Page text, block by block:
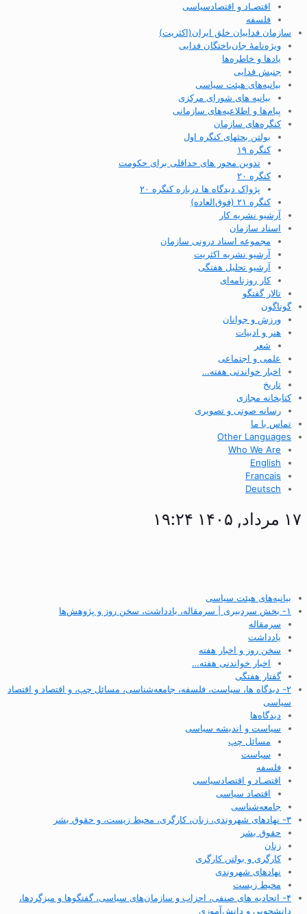
اقتصـاد و اقتصاد‌سیاسی
فلسفه
سازمان فداییان خلق ایران(اکثریت)
ویژه‌نامهٔ جان‌باختگان فدایی
یادها و خاطره‌ها
جنبش فدایی
بیانیه‌های هیئت سیاسی
بیانیه های شورای مرکزی
پیام‌ها و اطلاعیه‌های سازمانی
کنگره‌های سازمان
بولتن بحثهای کنگره اول
کنگره ۱۹
تدوین محور های حداقلی برای حکومت
کنگره ۲۰
پژواک دیدگاه ها درباره کنگره ۲۰
کنگره ۲۱ (فوق‌العاده)
آرشیو نشریه کار
اسناد سازمان
مجموعه اسناد درونی سازمان
آرشیو نشریه اکثریت
آرشیو تحلیل هفتگی
کار روزنامه‌ای
تالار گفتگو
گوناگون
ورزش و جوانان
هنر و ادبیات
شعر
علمی و اجتماعی
اخبار خواندنی هفته…
تاریخ
کتابخانه مجازی
رسانه صوتی و تصویری
تماس با ما
Other Languages
Who We Are
English
Francais
Deutsch
۱۷ مرداد, ۱۴۰۵ ۱۹:۲۴
بیانیه‌های هیئت سیاسی
۱- بخش سردبیری | سرمقاله، یادداشت، سخن روز و پژوهش‌ها
سرمقاله
یادداشت
سخن روز و اخبار هفته
اخبار خواندنی هفته…
گفتار هفتگی
۲- دیدگاه ها، سیاست، فلسفه، جامعه‌شناسی، مسائل چپ، و اقتصاد و اقتصاد
سیاسی
دیدگاه‌ها
سیاست و اندیشه سیاسی
مسائل چپ
سیاست
فلسفه
اقتصـاد و اقتصاد‌سیاسی
اقتصاد سیاسی
جامعه‌شناسی
۳- نهادهای شهروندی، زنان، کارگری، محیط زیست، و حقوق بشر
حقوق بشر
زنان
کارگری و بولتن کارگری
نهادهای شهروندی
محیط زیست
۴- اتحادیه های صنفی، احزاب و سازمان‌های سیاسی، گفتگوها و میزگردها،
دانشجویی و دانش‌آموزی